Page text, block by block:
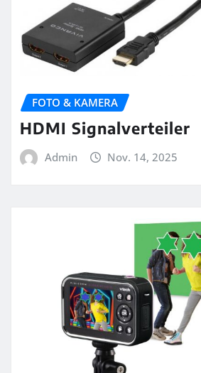
FOTO & KAMERA
HDMI Signalverteiler
Admin Nov. 14, 2025